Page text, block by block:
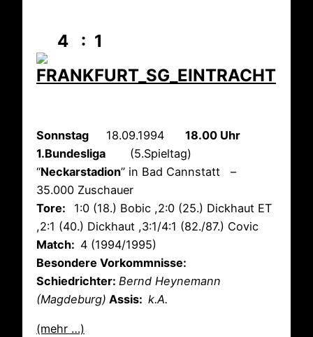
4 : 1
Sonnstag 18.09.1994 18.00 Uhr
1.Bundesliga (5.Spieltag)
“Neckarstadion” in Bad Cannstatt –
35.000 Zuschauer
Tore: 1:0 (18.) Bobic ,2:0 (25.) Dickhaut ET
,2:1 (40.) Dickhaut ,3:1/4:1 (82./87.) Covic
Match: 4 (1994/1995)
Besondere Vorkommnisse:
Schiedrichter: Bernd Heynemann
(Magdeburg) Assis: k.A.
(mehr …)